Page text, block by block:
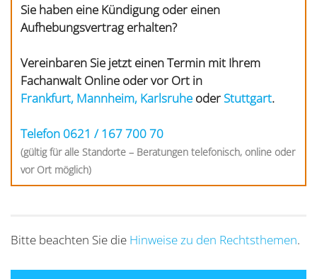
Sie haben eine Kündigung oder einen
Aufhebungsvertrag erhalten?
Vereinbaren Sie jetzt einen Termin mit Ihrem
Fachanwalt Online oder vor Ort in
Frankfurt, Mannheim, Karlsruhe oder Stuttgart.
Telefon 0621 / 167 700 70
(gültig für alle Standorte – Beratungen telefonisch, online oder
vor Ort möglich)
Bitte beachten Sie die Hinweise zu den Rechtsthemen.